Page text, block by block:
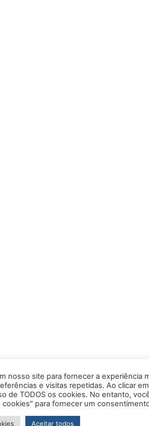
nosso site para fornecer a experiência
e visitas repetidas. Ao clicar
de TODOS os cookies. No entanto,
para fornecer um
Aceitar todos